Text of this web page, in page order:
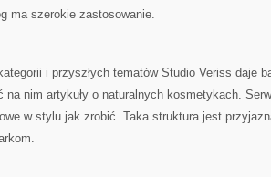
ma szerokie zastosowanie.
i przyszłych tematów Studio Veriss daje
na nim artykuły o naturalnych kosmetykach.
w stylu jak zrobić. Taka struktura jest